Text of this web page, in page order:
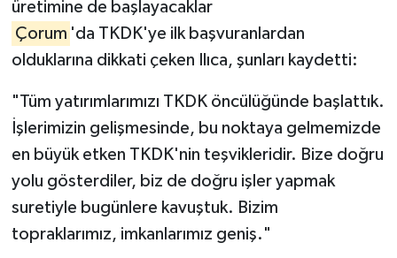
üretimine de başlayacaklar
Çorum 'da TKDK'ye ilk başvuranlardan
olduklarına dikkati çeken Ilıca, şunları kaydetti:
"Tüm yatırımlarımızı TKDK öncülüğünde başlattık.
İşlerimizin gelişmesinde, bu noktaya gelmemizde
en büyük etken TKDK'nin teşvikleridir. Bize doğru
yolu gösterdiler, biz de doğru işler yapmak
suretiyle bugünlere kavuştuk. Bizim
topraklarımız, imkanlarımız geniş."